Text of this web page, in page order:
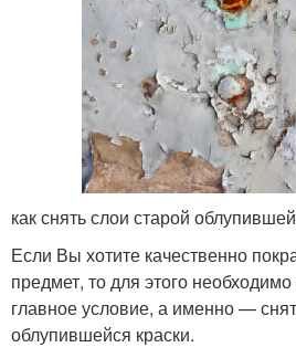
как снять слои старой
Если Вы хотите качественно
предмет, то для этого
главное условие, а именно —
облупившейся краски.